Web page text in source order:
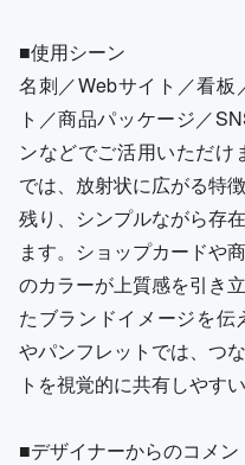
■使用シーン
名刺／Webサイト／看板
ト／商品パッケージ／
ンなどでご活用いただ
では、放射状に広がる特
残り、シンプルながら存
ます。ショップカードや
のカラーが上質感を引き
たブランドイメージを伝
やパンフレットでは、つ
トを視覚的に共有しやす
■デザイナーからのコメン